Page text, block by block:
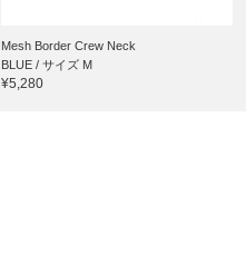
Mesh Border Crew Neck
BLUE / サイズ M
¥5,280